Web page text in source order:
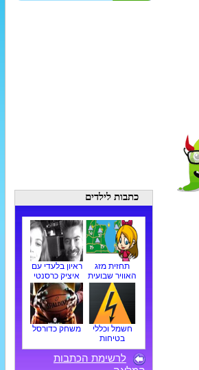
כתבות לילדים
תחזית מזג
האוויר שבועית
ראיון בלעדי עם
איציק כרסנטי
חשמל וכללי
בטיחות
משחק כדורסל
לרשימת הכתבות